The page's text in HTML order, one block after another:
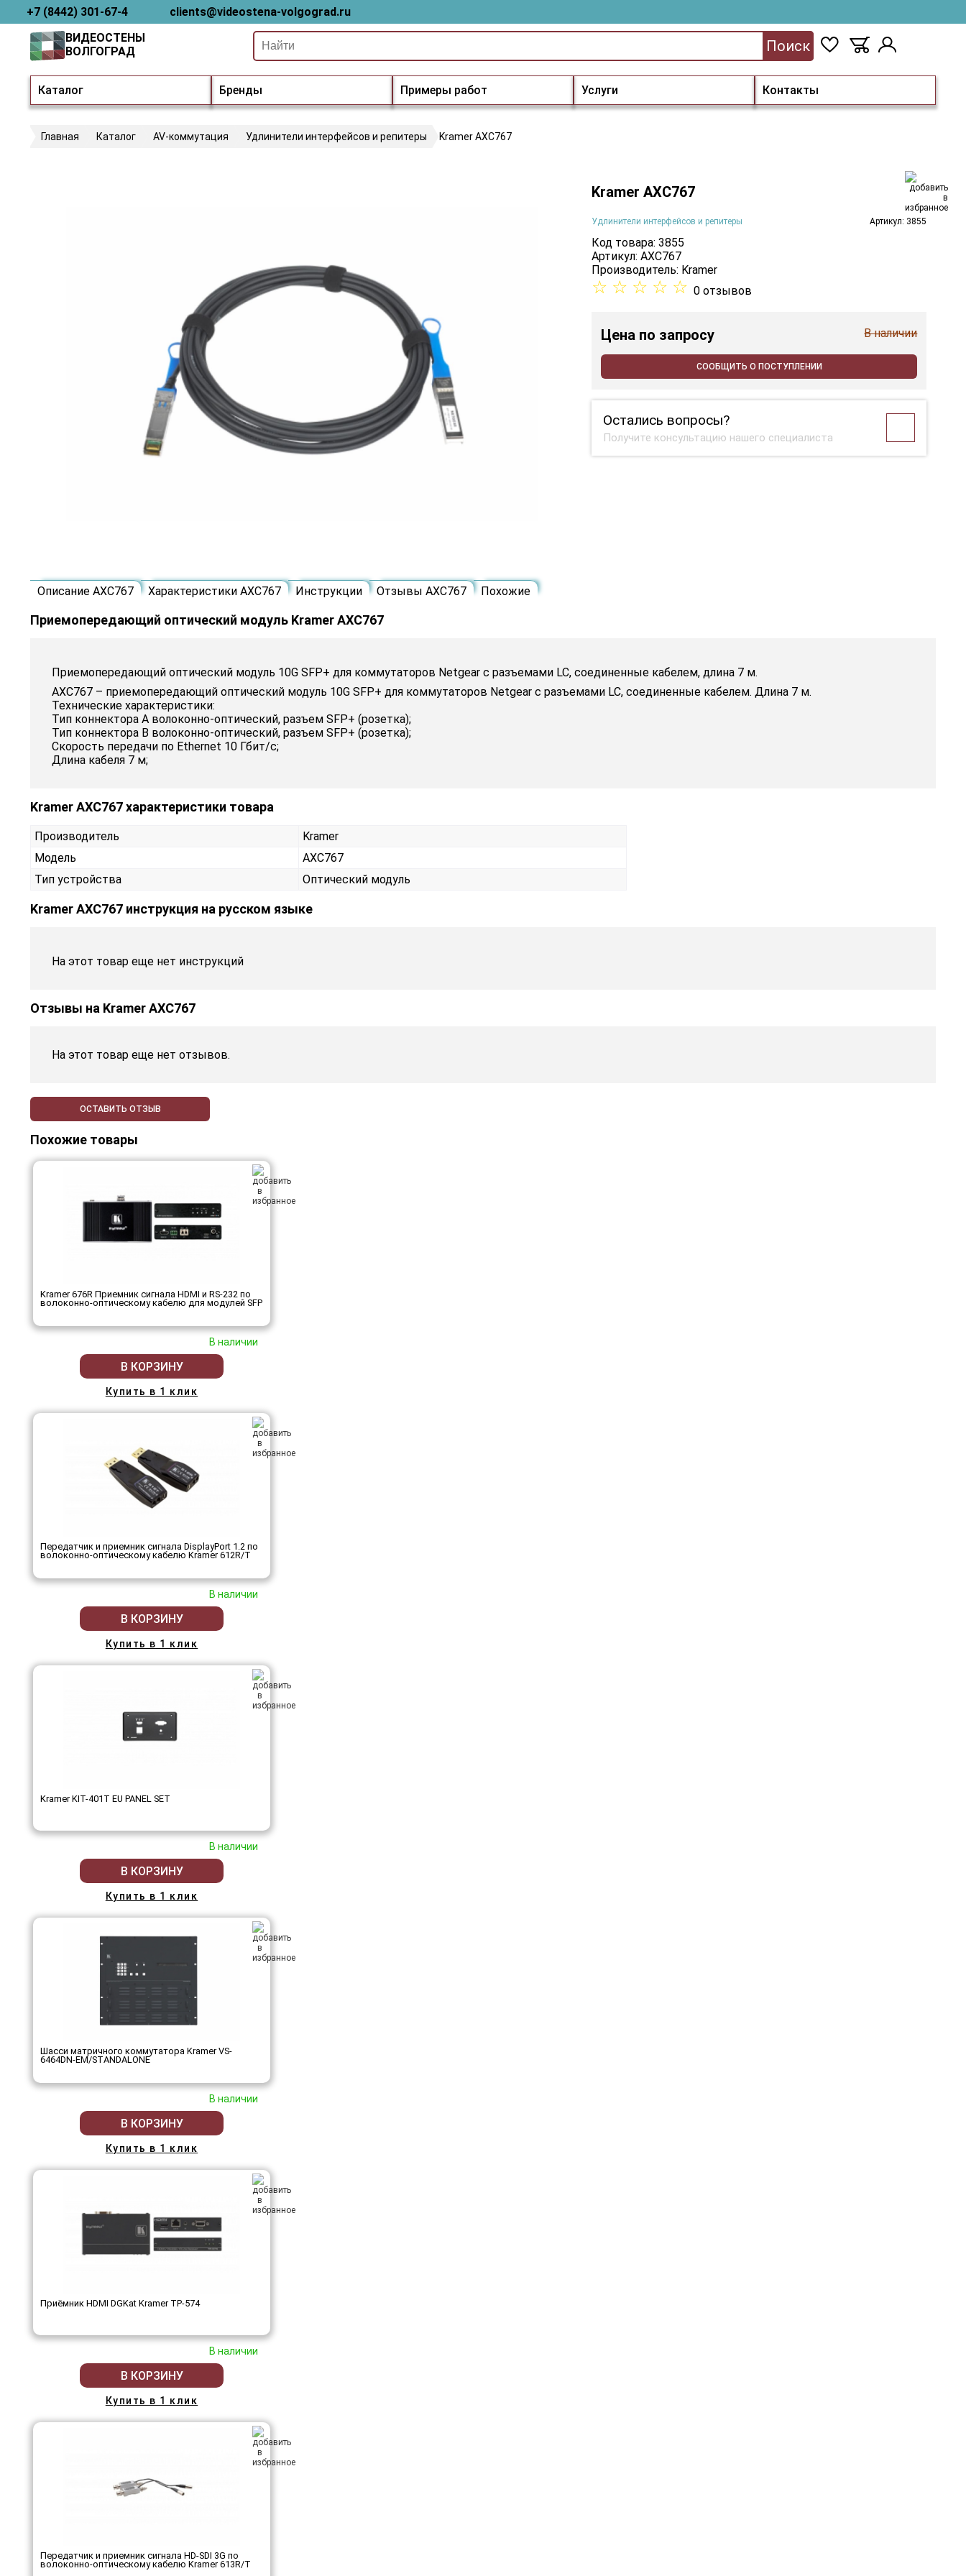
+7 (8442) 301-67-4 clients@videostena-volgograd.ru
Каталог Бренды Примеры работ Услуги Контакты
ВИДЕОСТЕНЫ
ВОЛГОГРАД
Поиск
Главная Каталог AV-коммутация Удлинители интерфейсов и репитеры Kramer AXC767
Kramer AXC767
Удлинители интерфейсов и репитеры Артикул: 3855
Код товара: 3855
Артикул: AXC767
Производитель: Kramer
☆ ☆ ☆ ☆ ☆ 0 отзывов
Цена по запросу В наличии
СООБЩИТЬ О ПОСТУПЛЕНИИ
Остались вопросы?
Получите консультацию нашего специалиста
Описание AXC767 Характеристики AXC767 Инструкции Отзывы AXC767 Похожие
Приемопередающий оптический модуль Kramer AXC767
Приемопередающий оптический модуль 10G SFP+ для коммутаторов Netgear с разъемами LC, соединенные кабелем, длина 7 м.
AXC767 – приемопередающий оптический модуль 10G SFP+ для коммутаторов Netgear с разъемами LC, соединенные кабелем. Длина 7 м.
Технические характеристики:
Тип коннектора A волоконно-оптический, разъем SFP+ (розетка);
Тип коннектора B волоконно-оптический, разъем SFP+ (розетка);
Скорость передачи по Ethernet 10 Гбит/с;
Длина кабеля 7 м;
Kramer AXC767 характеристики товара
Производитель
Kramer
Модель
AXC767
Тип устройства
Оптический модуль
Kramer AXC767 инструкция на русском языке
На этот товар еще нет инструкций
Отзывы на Kramer AXC767
На этот товар еще нет отзывов.
ОСТАВИТЬ ОТЗЫВ
Похожие товары
Kramer 676R Приемник сигнала HDMI и RS-232 по
волоконно-оптическому кабелю для модулей SFP
В наличии
В КОРЗИНУ
Купить в 1 клик
Передатчик и приемник сигнала DisplayPort 1.2 по
волоконно-оптическому кабелю Kramer 612R/T
В наличии
В КОРЗИНУ
Купить в 1 клик
Kramer KIT-401T EU PANEL SET
В наличии
В КОРЗИНУ
Купить в 1 клик
Шасси матричного коммутатора Kramer VS-
6464DN-EM/STANDALONE
В наличии
В КОРЗИНУ
Купить в 1 клик
Приёмник HDMI DGKat Kramer TP-574
В наличии
В КОРЗИНУ
Купить в 1 клик
Передатчик и приемник сигнала HD-SDI 3G по
волоконно-оптическому кабелю Kramer 613R/T